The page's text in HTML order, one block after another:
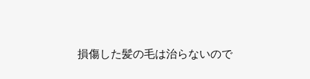
損傷した髪の毛は治らないので